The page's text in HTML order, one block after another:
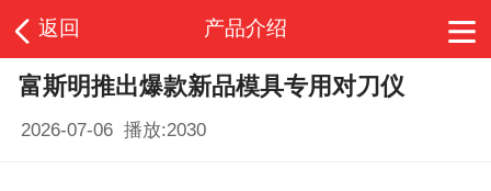
返回 产品介绍
富斯明推出爆款新品模具专用对刀仪
2026-07-06 播放:2030